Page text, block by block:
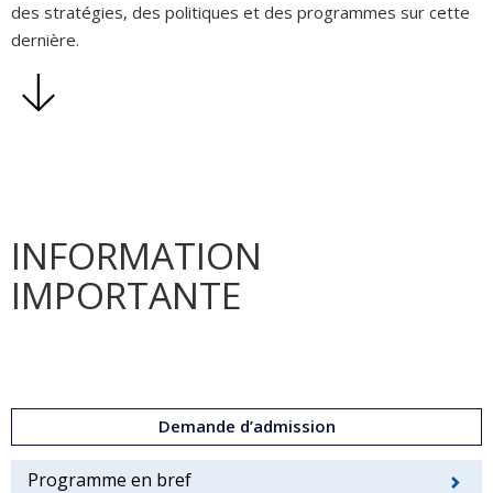
des stratégies, des politiques et des programmes sur cette
dernière.
INFORMATION
IMPORTANTE
Demande d’admission
Programme en bref